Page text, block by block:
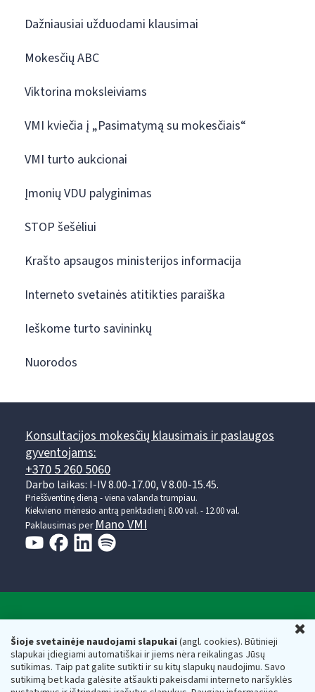
Šioje svetainėje naudojami slapukai(angl. cookies). Būtinieji
slapukai įdiegiami automatiškai ir jiems nėra reikalingas Jūsų
sutikimas. Taip pat galite sutikti ir su kitų slapukų naudojimu. Savo
sutikimą bet kada galėsite atšaukti pakeisdami interneto naršyklės
Dažniausiai užduodami klausimai
Mokesčių ABC
Viktorina moksleiviams
VMI kviečia į „Pasimatymą su mokesčiais“
VMI turto aukcionai
Įmonių VDU palyginimas
STOP šešėliui
Krašto apsaugos ministerijos informacija
Interneto svetainės atitikties paraiška
Ieškome turto savininkų
Nuorodos
Konsultacijos mokesčių klausimais ir paslaugos
gyventojams:
+370 5 260 5060
Darbo laikas: I-IV 8.00-17.00, V 8.00-15.45.
Prieššventinę dieną - viena valanda trumpiau.
Kiekvieno mėnesio antrą penktadienį 8.00 val. - 12.00 val.
Paklausimas per Mano VMI
Respublikos finansų ministerijos
Biudžetinė įstaiga. Juridinio asmens kodas — 188659752,
adresas: Vasario 16-osios g. 14, 01107 Vilnius, Lietuva, el.paštas:
vmi@vmi.lt, E. pristatymo dėžutės adresas 188659752